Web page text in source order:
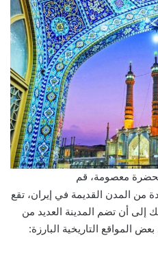
معصومة، قم
من المدن القديمة في إيران، تقع
إلى أن تضم المدينة العديد من
المواقع التاريخية البارزة: